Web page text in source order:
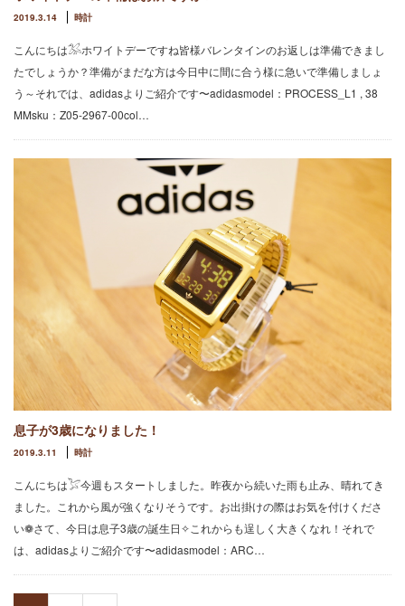
2019.3.14 時計
こんにちは𓅮ホワイトデーですね皆様バレンタインのお返しは準備できまし
たでしょうか？準備がまだな方は今日中に間に合う様に急いで準備しましょ
う～それでは、adidasよりご紹介です〜adidasmodel：PROCESS_L1 , 38
MMsku：Z05-2967-00col…
息子が3歳になりました！
2019.3.11 時計
こんにちは𓅯今週もスタートしました。昨夜から続いた雨も止み、晴れてき
ました。これから風が強くなりそうです。お出掛けの際はお気を付けくださ
い❁さて、今日は息子3歳の誕生日✧これからも逞しく大きくなれ！それで
は、adidasよりご紹介です〜adidasmodel：ARC…